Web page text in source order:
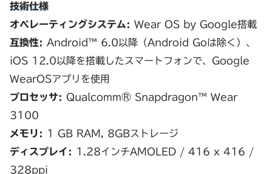
技術仕様
オペレーティングシステム: Wear OS by Google搭載
互換性: Android™ 6.0以降（Android Goは除く）、
iOS 12.0以降を搭載したスマートフォンで、Google
WearOSアプリを使用
プロセッサ: Qualcomm® Snapdragon™ Wear
3100
メモリ:
1 GB RAM, 8GBストレージ
ディスプレイ:
1.28インチAMOLED / 416 x 416 /
328ppi